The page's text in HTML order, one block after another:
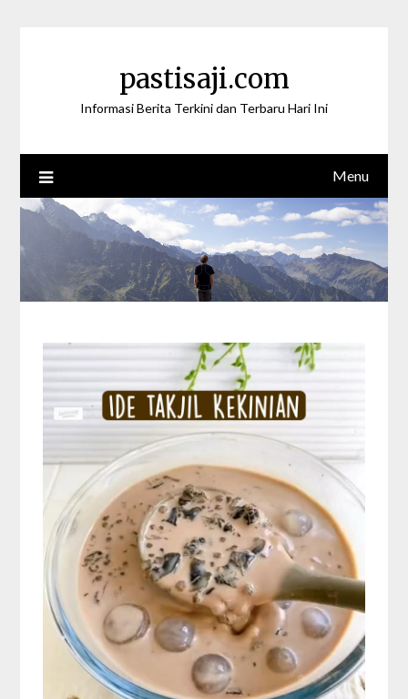
pastisaji.com
Informasi Berita Terkini dan Terbaru Hari Ini
Menu